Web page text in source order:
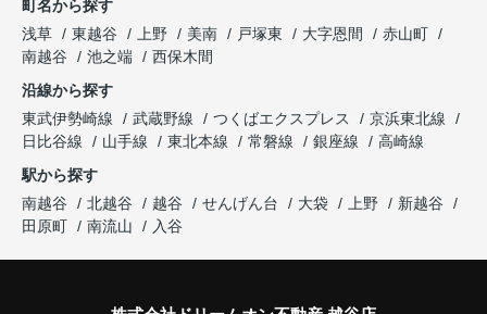
町名から探す
浅草
東越谷 上野 美南 戸塚東 大字恩間
赤山町
南越谷
池之端
西保木間
沿線から探す
東武伊勢崎線
武蔵野線 つくばエクスプレス
京浜東北線
日比谷線
山手線 東北本線 常磐線 銀座線
高崎線
駅から探す
南越谷
北越谷 越谷 せんげん台 大袋 上野
新越谷
田原町
南流山 入谷